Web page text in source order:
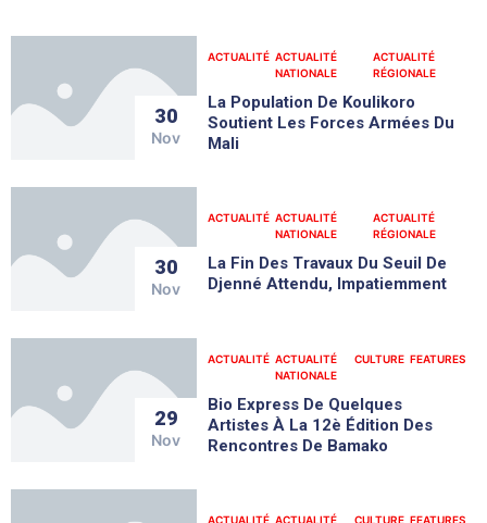
30
Nov
ACTUALITÉ ACTUALITÉ
NATIONALE
ACTUALITÉ
RÉGIONALE
La Population De Koulikoro
Soutient Les Forces Armées Du
Mali
30
Nov
ACTUALITÉ ACTUALITÉ
NATIONALE
ACTUALITÉ
RÉGIONALE
La Fin Des Travaux Du Seuil De
Djenné Attendu, Impatiemment
29
Nov
ACTUALITÉ ACTUALITÉ
NATIONALE
CULTURE FEATURES
Bio Express De Quelques
Artistes À La 12è Édition Des
Rencontres De Bamako
ACTUALITÉ ACTUALITÉ
CULTURE FEATURES